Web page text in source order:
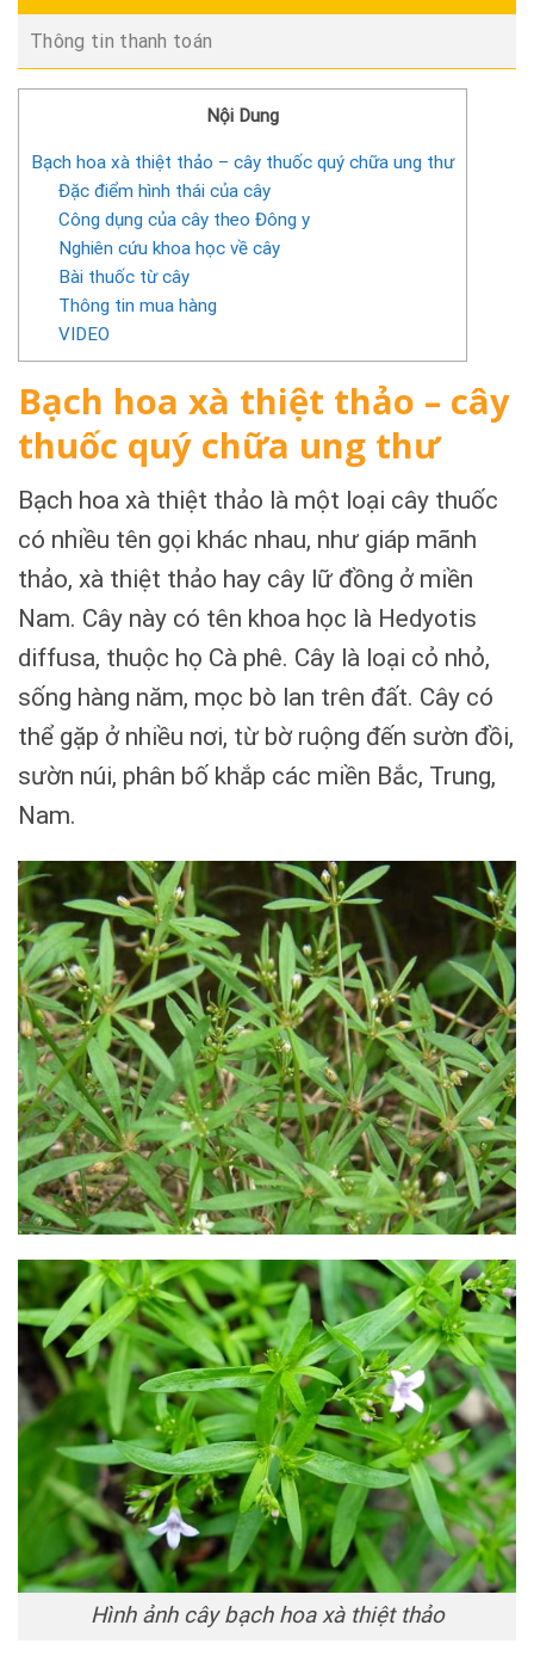
Thông tin thanh toán
Nội Dung
Bạch hoa xà thiệt thảo – cây thuốc quý chữa ung thư
Đặc điểm hình thái của cây
Công dụng của cây theo Đông y
Nghiên cứu khoa học về cây
Bài thuốc từ cây
Thông tin mua hàng
VIDEO
Bạch hoa xà thiệt thảo – cây
thuốc quý chữa ung thư
Bạch hoa xà thiệt thảo là một loại cây thuốc
có nhiều tên gọi khác nhau, như giáp mãnh
thảo, xà thiệt thảo hay cây lữ đồng ở miền
Nam. Cây này có tên khoa học là Hedyotis
diffusa, thuộc họ Cà phê. Cây là loại cỏ nhỏ,
sống hàng năm, mọc bò lan trên đất. Cây có
thể gặp ở nhiều nơi, từ bờ ruộng đến sườn đồi,
sườn núi, phân bố khắp các miền Bắc, Trung,
Nam.
Hình ảnh cây bạch hoa xà thiệt thảo